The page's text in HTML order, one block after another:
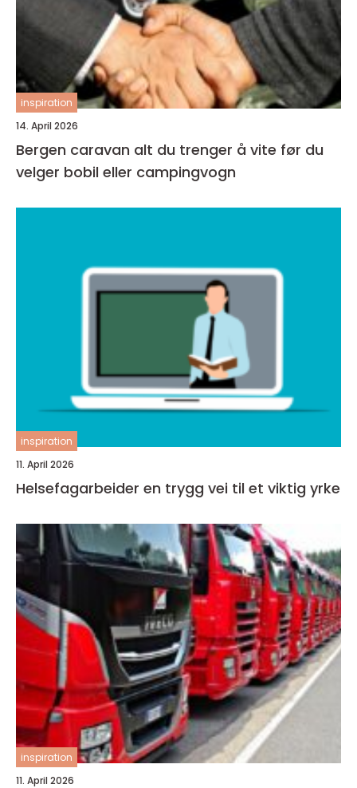
inspiration
14. April 2026
Bergen caravan alt du trenger å vite før du
velger bobil eller campingvogn
inspiration
11. April 2026
Helsefagarbeider en trygg vei til et viktig yrke
inspiration
11. April 2026